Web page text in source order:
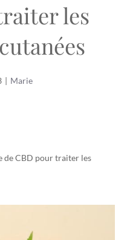
les
| Marie
de CBD pour traiter les